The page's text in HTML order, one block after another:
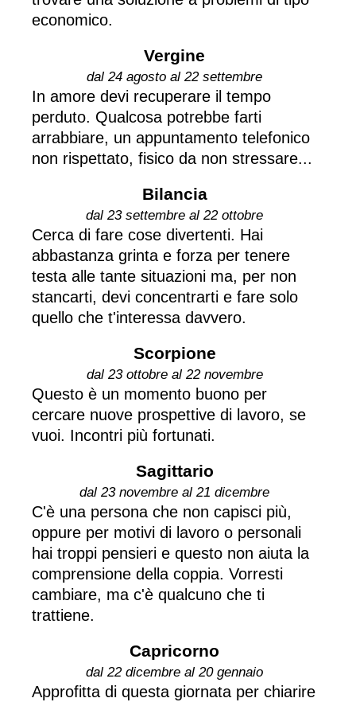
economico.
Vergine
dal 24 agosto al 22 settembre
In amore devi recuperare il tempo
perduto. Qualcosa potrebbe farti
arrabbiare, un appuntamento telefonico
non rispettato, fisico da non stressare...
Bilancia
dal 23 settembre al 22 ottobre
Cerca di fare cose divertenti. Hai
abbastanza grinta e forza per tenere
testa alle tante situazioni ma, per non
stancarti, devi concentrarti e fare solo
quello che t'interessa davvero.
Scorpione
dal 23 ottobre al 22 novembre
Questo è un momento buono per
cercare nuove prospettive di lavoro, se
vuoi. Incontri più fortunati.
Sagittario
dal 23 novembre al 21 dicembre
C'è una persona che non capisci più,
oppure per motivi di lavoro o personali
hai troppi pensieri e questo non aiuta la
comprensione della coppia. Vorresti
cambiare, ma c'è qualcuno che ti
trattiene.
Capricorno
dal 22 dicembre al 20 gennaio
Approfitta di questa giornata per chiarire